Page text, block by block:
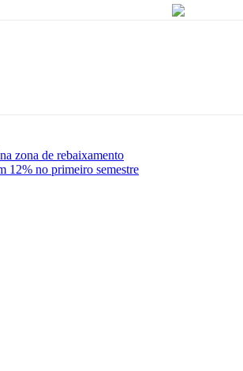
zona de rebaixamento
12% no primeiro semestre